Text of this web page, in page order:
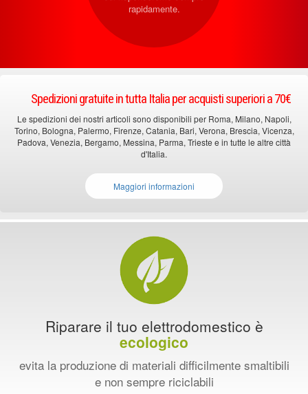
rapidamente.
Spedizioni gratuite in tutta Italia per acquisti superiori a 70€
Le spedizioni dei nostri articoli sono disponibili per Roma, Milano, Napoli,
Torino, Bologna, Palermo, Firenze, Catania, Bari, Verona, Brescia, Vicenza,
Padova, Venezia, Bergamo, Messina, Parma, Trieste e in tutte le altre città
d'Italia.
Maggiori informazioni
Riparare il tuo elettrodomestico è
ecologico
evita la produzione di materiali difficilmente smaltibili
e non sempre riciclabili